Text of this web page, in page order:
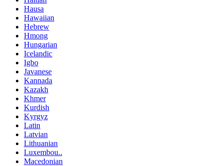
Hausa
Hawaiian
Hebrew
Hmong
Hungarian
Icelandic
Igbo
Javanese
Kannada
Kazakh
Khmer
Kurdish
Kyrgyz
Latin
Latvian
Lithuanian
Luxembou..
Macedonian